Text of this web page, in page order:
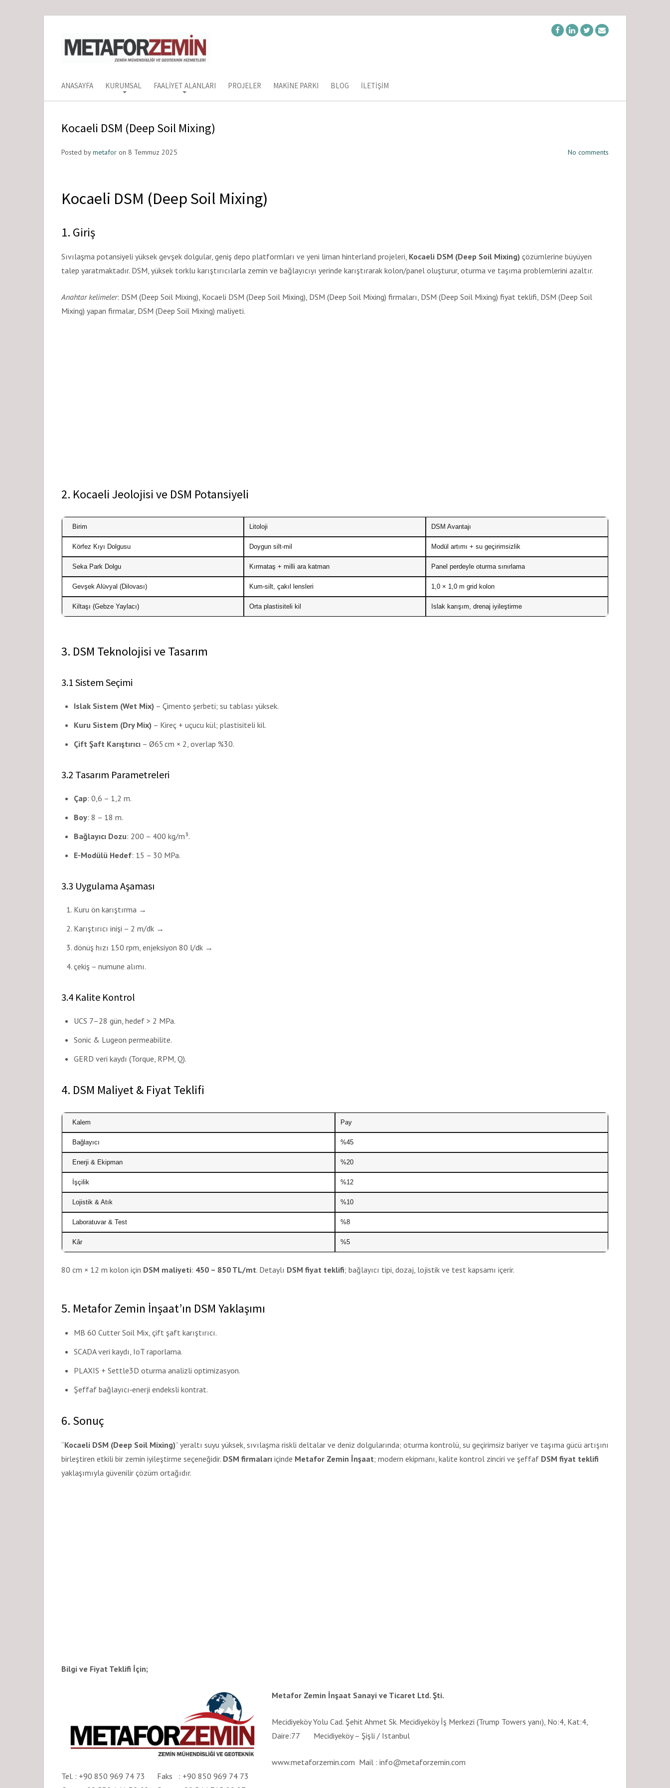
ANASAYFA KURUMSAL FAALIYET ALANLARI PROJELER MAKINE PARKI BLOG İLETIŞIM
Kocaeli DSM (Deep Soil Mixing)
Posted bymetafor on 8 Temmuz 2025 No comments
Kocaeli DSM (Deep Soil Mixing)
1. Giriş
Sıvılaşma potansiyeli yüksek gevşek dolgular, geniş depo platformları ve yeni liman hinterland projeleri, Kocaeli DSM (Deep Soil Mixing) çözümlerine büyüyen
talep yaratmaktadır. DSM, yüksek torklu karıştırıcılarla zemin ve bağlayıcıyı yerinde karıştırarak kolon/panel oluşturur, oturma ve taşıma problemlerini azaltır.
Anahtar kelimeler: DSM (Deep Soil Mixing), Kocaeli DSM (Deep Soil Mixing), DSM (Deep Soil Mixing) firmaları, DSM (Deep Soil Mixing) fiyat teklifi, DSM (Deep Soil
Mixing) yapan firmalar, DSM (Deep Soil Mixing) maliyeti.
2. Kocaeli Jeolojisi ve DSM Potansiyeli
Birim Litoloji DSM Avantajı
Körfez Kıyı Dolgusu Doygun silt‐mil Modül artımı + su geçirimsizlik
Seka Park Dolgu Kırmataş + milli ara katman Panel perdeyle oturma sınırlama
Gevşek Alüvyal (Dilovası) Kum‐silt, çakıl lensleri 1,0 × 1,0 m grid kolon
Kiltaşı (Gebze Yaylacı) Orta plastisiteli kil Islak karışım, drenaj iyileştirme
3. DSM Teknolojisi ve Tasarım
3.1 Sistem Seçimi
Islak Sistem (Wet Mix) – Çimento şerbeti; su tablası yüksek.
Kuru Sistem (Dry Mix) – Kireç + uçucu kül; plastisiteli kil.
Çift Şaft Karıştırıcı – Ø65 cm × 2, overlap %30.
3.2 Tasarım Parametreleri
Çap: 0,6 – 1,2 m.
Boy: 8 – 18 m.
Bağlayıcı Dozu: 200 – 400 kg/m³.
E-Modülü Hedef: 15 – 30 MPa.
3.3 Uygulama Aşaması
Kuru ön karıştırma →
Karıştırıcı inişi – 2 m/dk →
dönüş hızı 150 rpm, enjeksiyon 80 l/dk →
çekiş – numune alımı.
3.4 Kalite Kontrol
UCS 7–28 gün, hedef > 2 MPa.
Sonic & Lugeon permeabilite.
GERD veri kaydı (Torque, RPM, Q).
4. DSM Maliyet & Fiyat Teklifi
Kalem Pay
Bağlayıcı %45
Enerji & Ekipman %20
İşçilik %12
Lojistik & Atık %10
Laboratuvar & Test %8
Kâr %5
80 cm × 12 m kolon için DSM maliyeti: 450 – 850 TL/mt. Detaylı DSM fiyat teklifi; bağlayıcı tipi, dozaj, lojistik ve test kapsamı içerir.
5. Metafor Zemin İnşaat’ın DSM Yaklaşımı
MB 60 Cutter Soil Mix, çift şaft karıştırıcı.
SCADA veri kaydı, IoT raporlama.
PLAXIS + Settle3D oturma analizli optimizasyon.
Şeffaf bağlayıcı‐enerji endeksli kontrat.
6. Sonuç
“Kocaeli DSM (Deep Soil Mixing)” yeraltı suyu yüksek, sıvılaşma riskli deltalar ve deniz dolgularında; oturma kontrolü, su geçirimsiz bariyer ve taşıma gücü artışını
birleştiren etkili bir zemin iyileştirme seçeneğidir. DSM firmaları içinde Metafor Zemin İnşaat; modern ekipmanı, kalite kontrol zinciri ve şeffaf DSM fiyat teklifi
yaklaşımıyla güvenilir çözüm ortağıdır.
Bilgi ve Fiyat Teklifi İçin;
Metafor Zemin İnşaat Sanayi ve Ticaret Ltd. Şti.
Mecidiyeköy Yolu Cad. Şehit Ahmet Sk. Mecidiyeköy İş Merkezi (Trump Towers yanı), No:4, Kat:4,
Daire:77 Mecidiyeköy – Şişli / Istanbul
www.metaforzemin.com Mail : info@metaforzemin.com
Tel. : +90 850 969 74 73 Faks : +90 850 969 74 73